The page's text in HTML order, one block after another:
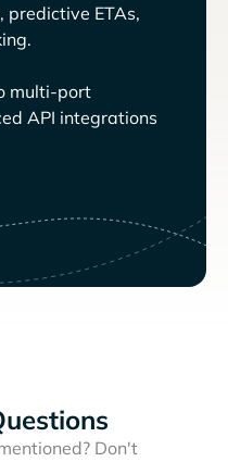
ETAs,
multi-port
API integrations
Don't